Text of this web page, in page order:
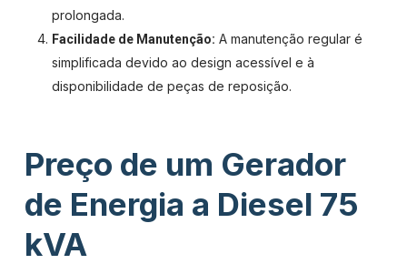
prolongada.
Facilidade de Manutenção: A manutenção regular é
simplificada devido ao design acessível e à
disponibilidade de peças de reposição.
Preço de um Gerador
de Energia a Diesel 75
kVA